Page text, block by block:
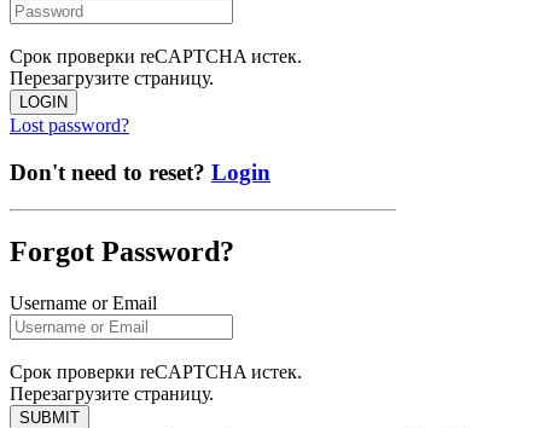
Срок проверки reCAPTCHA истек.
Перезагрузите страницу.
LOGIN
Lost password?
Don't need to reset? Login
Forgot Password?
Username or Email
Срок проверки reCAPTCHA истек.
Перезагрузите страницу.
SUBMIT